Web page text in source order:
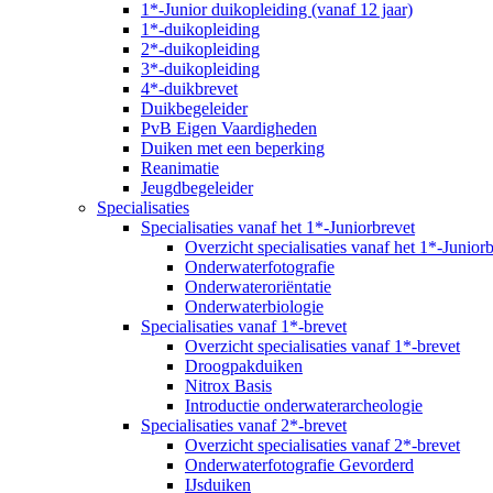
1*-Junior duikopleiding (vanaf 12 jaar)
1*-duikopleiding
2*-duikopleiding
3*-duikopleiding
4*-duikbrevet
Duikbegeleider
PvB Eigen Vaardigheden
Duiken met een beperking
Reanimatie
Jeugdbegeleider
Specialisaties
Specialisaties vanaf het 1*-Juniorbrevet
Overzicht specialisaties vanaf het 1*-
Onderwaterfotografie
Onderwateroriëntatie
Onderwaterbiologie
Specialisaties vanaf 1*-brevet
Overzicht specialisaties vanaf 1*-brevet
Droogpakduiken
Nitrox Basis
Introductie onderwaterarcheologie
Specialisaties vanaf 2*-brevet
Overzicht specialisaties vanaf 2*-brevet
Onderwaterfotografie Gevorderd
IJsduiken